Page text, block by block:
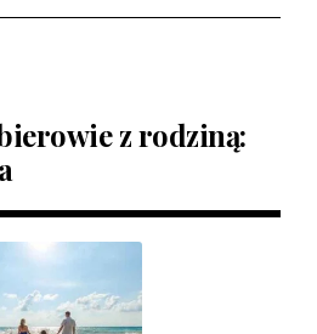
z rodziną: